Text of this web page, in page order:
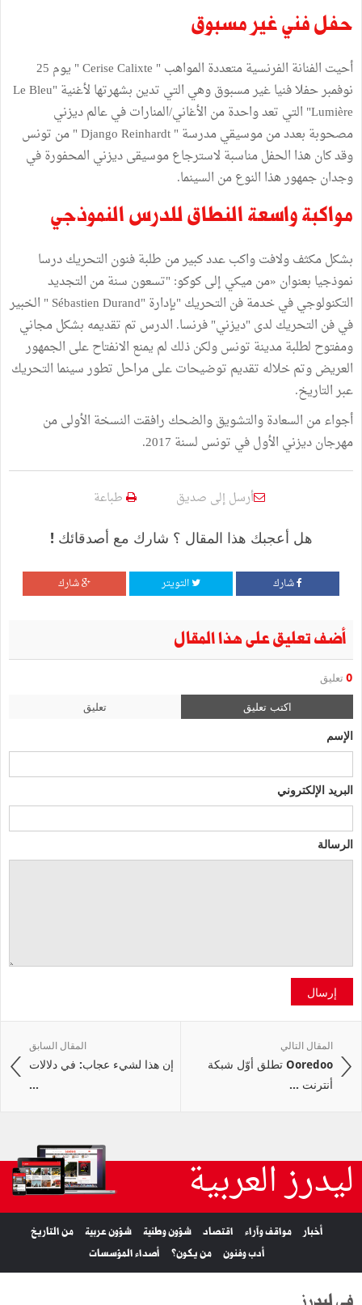
حفل فني غير مسبوق
أحيت الفنانة الفرنسية متعددة المواهب " Cerise Calixte " يوم 25
نوفمبر حفلا فنيا غير مسبوق وهي التي تدين بشهرتها لأغنية "Le Bleu
Lumière" التي تعد واحدة من الأغاني/المنارات في عالم ديزني
مصحوبة بعدد من موسيقي مدرسة " Django Reinhardt " من تونس
وقد كان هذا الحفل مناسبة لاسترجاع موسيقى ديزني المحفورة في
وجدان جمهور هذا النوع من السينما.
مواكبة واسعة النطاق للدرس النموذجي
بشكل مكثف ولافت واكب عدد كبير من طلبة فنون التحريك درسا
نموذجيا بعنوان «من ميكي إلى كوكو: "تسعون سنة من التجديد
التكنولوجي في خدمة فن التحريك "بإدارة "Sébastien Durand " الخبير
في فن التحريك لدى "ديزني" فرنسا. الدرس تم تقديمه بشكل مجاني
ومفتوح لطلبة مدينة تونس ولكن ذلك لم يمنع الانفتاح على الجمهور
العريض وتم خلاله تقديم توضيحات على مراحل تطور سينما التحريك
عبر التاريخ.
أجواء من السعادة والتشويق والضحك رافقت النسخة الأولى من
مهرجان ديزني الأول في تونس لسنة 2017.
أرسل إلى صديق طباعة
هل أعجبك هذا المقال ؟ شارك مع أصدقائك !
شارك التويتر شارك
أضف تعليق على هذا المقال
0 تعليق
اكتب تعليق تعليق
الإسم
البريد الإلكتروني
الرسالة
إرسال
المقال السابق
إن هذا لشيء عجاب: في دلالات
...
المقال التالي
Ooredoo تطلق أوّل شبكة
أنترنت ...
ليدرز العربية
أخبار مواقف وآراء اقتصاد شؤون وطنية شؤون عربية
من التاريخ
أدب وفنون
من يكون؟ أصداء المؤسسات